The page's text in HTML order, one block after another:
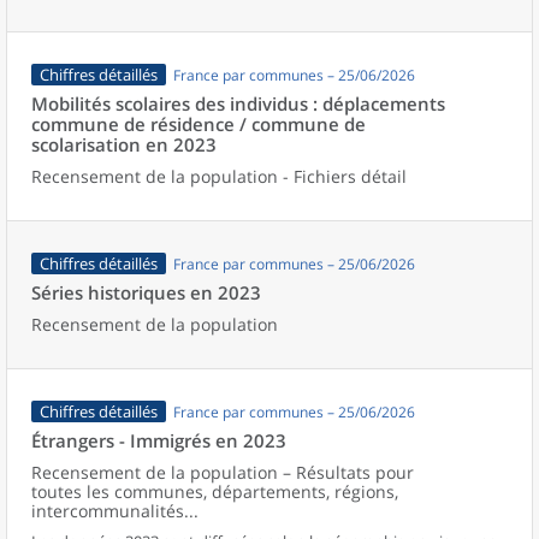
Chiffres détaillés France par communes – 25/06/2026
Mobilités scolaires des individus : déplacements
commune de résidence / commune de
scolarisation en 2023
Recensement de la population - Fichiers détail
Chiffres détaillés France par communes – 25/06/2026
Séries historiques en 2023
Recensement de la population
Chiffres détaillés France par communes – 25/06/2026
Étrangers - Immigrés en 2023
Recensement de la population – Résultats pour
toutes les communes, départements, régions,
intercommunalités...